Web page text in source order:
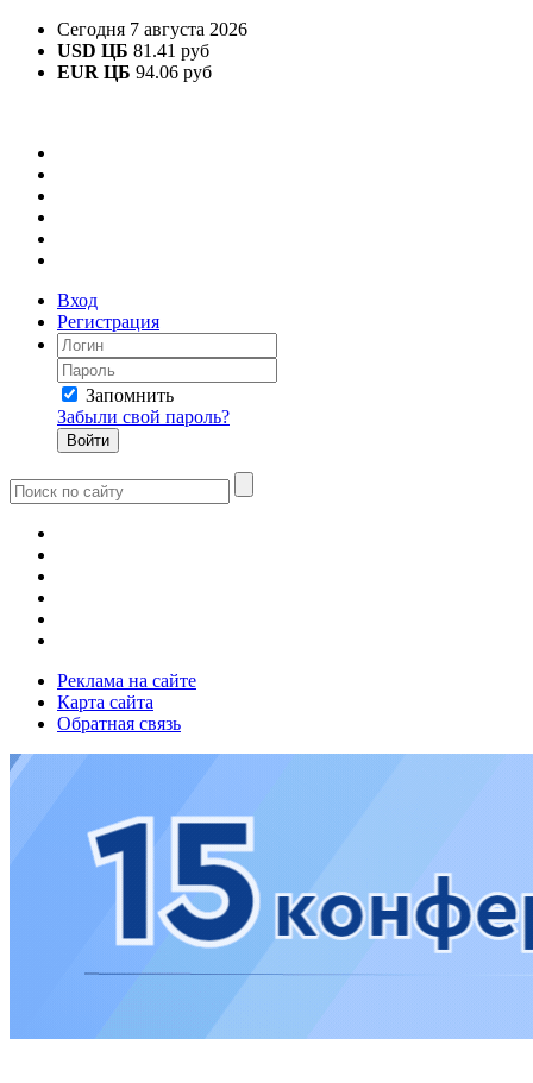
Сегодня 7 августа 2026
USD ЦБ 81.41 руб
EUR ЦБ 94.06 руб
Вход
Регистрация
Запомнить
Забыли свой пароль?
Реклама на сайте
Карта сайта
Обратная связь